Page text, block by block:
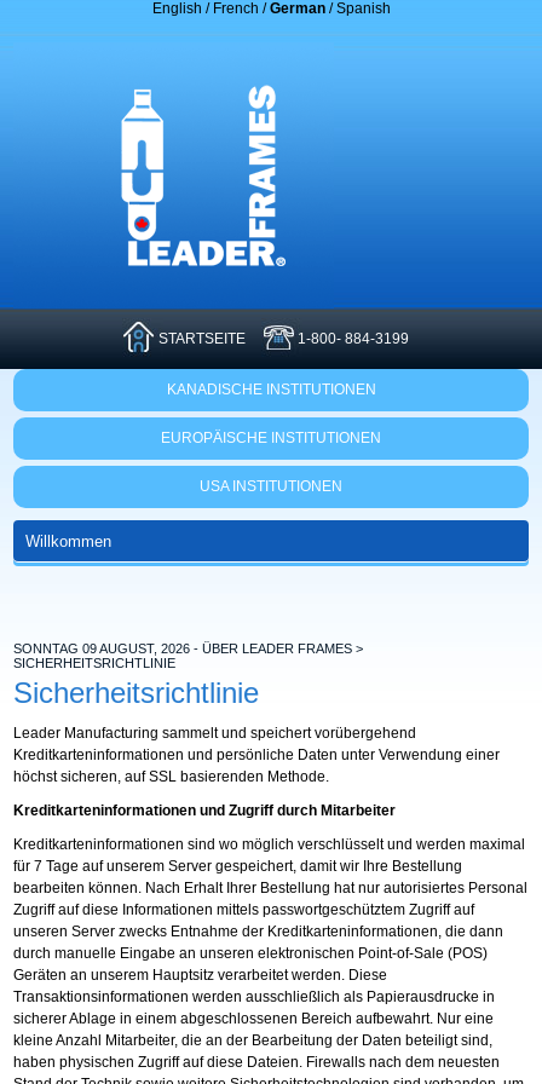
English / French /German/Spanish
STARTSEITE 1-800- 884-3199
KANADISCHE INSTITUTIONEN
EUROPÄISCHE INSTITUTIONEN
USA INSTITUTIONEN
SONNTAG 09 AUGUST, 2026 - ÜBER LEADER FRAMES >
SICHERHEITSRICHTLINIE
Sicherheitsrichtlinie
Leader Manufacturing sammelt und speichert vorübergehend
Kreditkarteninformationen und persönliche Daten unter Verwendung einer
höchst sicheren, auf SSL basierenden Methode.
Kreditkarteninformationen und Zugriff durch Mitarbeiter
Kreditkarteninformationen sind wo möglich verschlüsselt und werden maximal
für 7 Tage auf unserem Server gespeichert, damit wir Ihre Bestellung
bearbeiten können. Nach Erhalt Ihrer Bestellung hat nur autorisiertes Personal
Zugriff auf diese Informationen mittels passwortgeschütztem Zugriff auf
unseren Server zwecks Entnahme der Kreditkarteninformationen, die dann
durch manuelle Eingabe an unseren elektronischen Point-of-Sale (POS)
Geräten an unserem Hauptsitz verarbeitet werden. Diese
Transaktionsinformationen werden ausschließlich als Papierausdrucke in
sicherer Ablage in einem abgeschlossenen Bereich aufbewahrt. Nur eine
kleine Anzahl Mitarbeiter, die an der Bearbeitung der Daten beteiligt sind,
haben physischen Zugriff auf diese Dateien. Firewalls nach dem neuesten